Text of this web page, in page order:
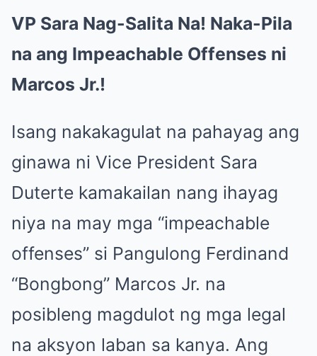
VP Sara Nag-Salita Na! Naka-Pila
na ang Impeachable Offenses ni
Marcos Jr.!
Isang nakakagulat na pahayag ang
ginawa ni Vice President Sara
Duterte kamakailan nang ihayag
niya na may mga “impeachable
offenses” si Pangulong Ferdinand
“Bongbong” Marcos Jr. na
posibleng magdulot ng mga legal
na aksyon laban sa kanya. Ang